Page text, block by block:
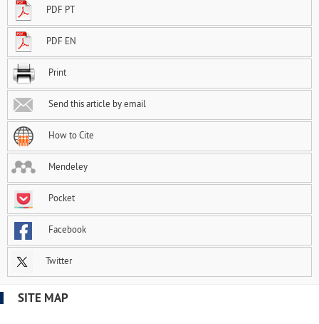
PDF PT
PDF EN
Print
Send this article by email
How to Cite
Mendeley
Pocket
Facebook
Twitter
SITE MAP